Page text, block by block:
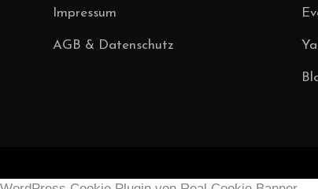
Impressum
AGB & Datenschutz